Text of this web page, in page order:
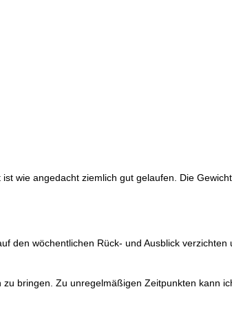
wie angedacht ziemlich gut gelaufen. Die
den wöchentlichen Rück- und Ausblick verzichten
bringen. Zu unregelmäßigen Zeitpunkten kann